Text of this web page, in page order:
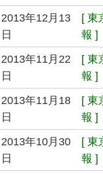
2013年12月13
日
[ 東
報 ]
2013年11月22
日
[ 東
報 ]
2013年11月18
日
[ 東
報 ]
2013年10月30
日
[ 東
報 ]